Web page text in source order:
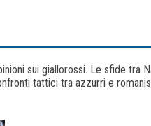
sui giallorossi. Le sfide tra
tattici tra azzurri e